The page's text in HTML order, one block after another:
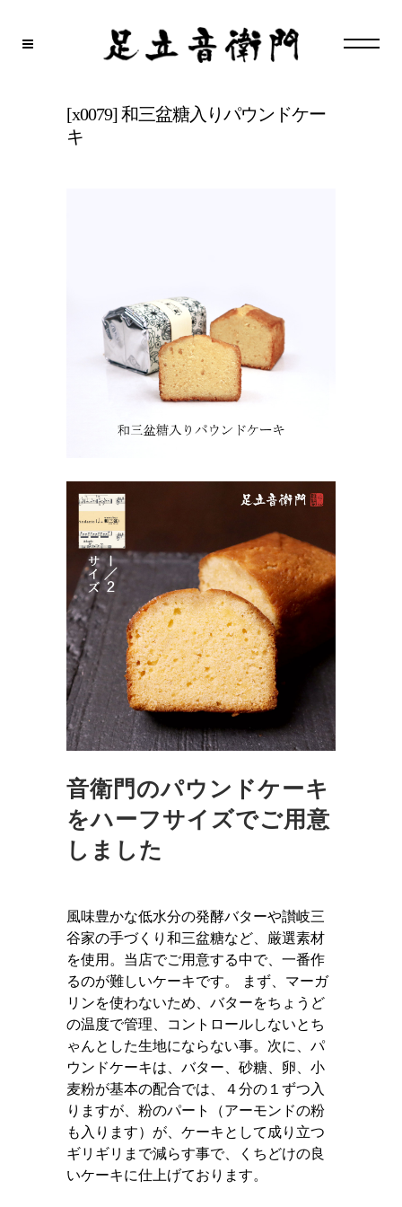
[x0079] 和三盆糖入りパウンドケー
キ
音衛門のパウンドケーキ
をハーフサイズでご用意
しました
風味豊かな低水分の発酵バターや讃岐三
谷家の手づくり和三盆糖など、厳選素材
を使用。当店でご用意する中で、一番作
るのが難しいケーキです。 まず、マーガ
リンを使わないため、バターをちょうど
の温度で管理、コントロールしないとち
ゃんとした生地にならない事。次に、パ
ウンドケーキは、バター、砂糖、卵、小
麦粉が基本の配合では、４分の１ずつ入
りますが、粉のパート（アーモンドの粉
も入ります）が、ケーキとして成り立つ
ギリギリまで減らす事で、くちどけの良
いケーキに仕上げております。